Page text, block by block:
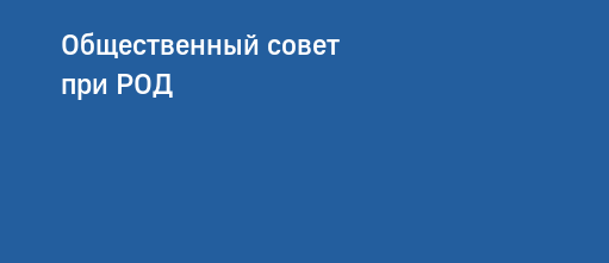
Общественный совет
при РОД